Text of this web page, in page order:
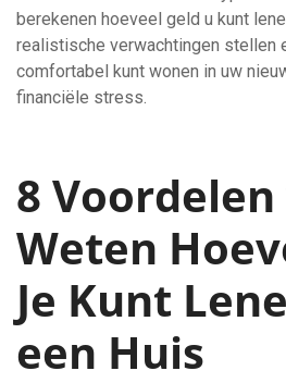
berekenen hoeveel geld u kunt
realistische verwachtingen stellen
comfortabel kunt wonen in uw
financiële stress.
8
Weten
Je Kunt
een Huis